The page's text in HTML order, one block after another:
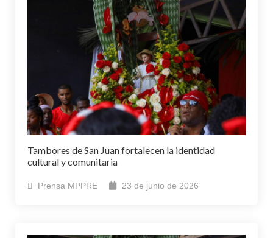
Tambores de San Juan fortalecen la identidad
cultural y comunitaria
Prensa MPPRE 23 de junio de 2026